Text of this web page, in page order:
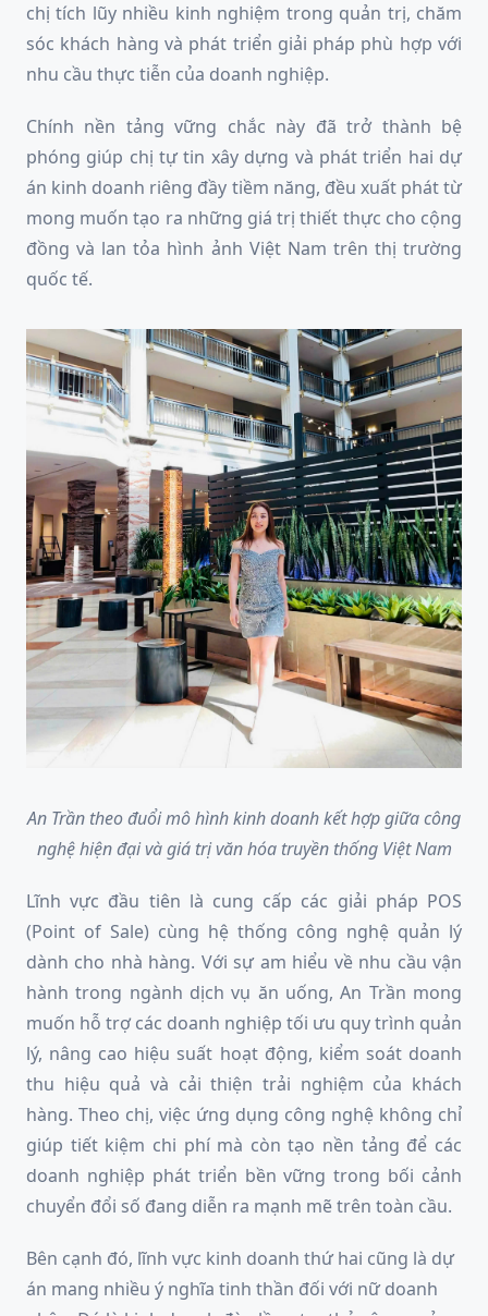
chị tích lũy nhiều kinh nghiệm trong quản trị, chăm
sóc khách hàng và phát triển giải pháp phù hợp với
nhu cầu thực tiễn của doanh nghiệp.
Chính nền tảng vững chắc này đã trở thành bệ
phóng giúp chị tự tin xây dựng và phát triển hai dự
án kinh doanh riêng đầy tiềm năng, đều xuất phát từ
mong muốn tạo ra những giá trị thiết thực cho cộng
đồng và lan tỏa hình ảnh Việt Nam trên thị trường
quốc tế.
An Trần theo đuổi mô hình kinh doanh kết hợp giữa công
nghệ hiện đại và giá trị văn hóa truyền thống Việt Nam
Lĩnh vực đầu tiên là cung cấp các giải pháp POS
(Point of Sale) cùng hệ thống công nghệ quản lý
dành cho nhà hàng. Với sự am hiểu về nhu cầu vận
hành trong ngành dịch vụ ăn uống, An Trần mong
muốn hỗ trợ các doanh nghiệp tối ưu quy trình quản
lý, nâng cao hiệu suất hoạt động, kiểm soát doanh
thu hiệu quả và cải thiện trải nghiệm của khách
hàng. Theo chị, việc ứng dụng công nghệ không chỉ
giúp tiết kiệm chi phí mà còn tạo nền tảng để các
doanh nghiệp phát triển bền vững trong bối cảnh
chuyển đổi số đang diễn ra mạnh mẽ trên toàn cầu.
Bên cạnh đó, lĩnh vực kinh doanh thứ hai cũng là dự
án mang nhiều ý nghĩa tinh thần đối với nữ doanh